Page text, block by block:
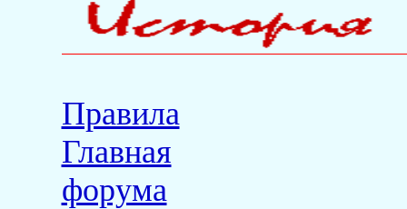
Правила
Главная
форума